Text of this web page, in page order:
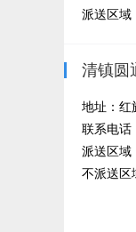
派送区域
清镇圆
地址：红
联系电话
派送区域
不派送区